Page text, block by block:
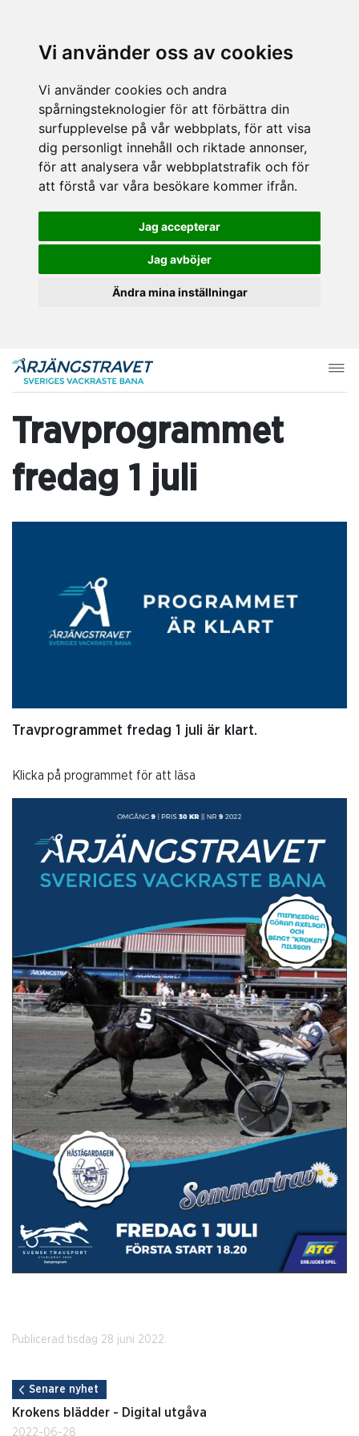
Vi använder oss av cookies
Vi använder cookies och andra
spårningsteknologier för att förbättra din
surfupplevelse på vår webbplats, för att visa
dig personligt innehåll och riktade annonser,
för att analysera vår webbplatstrafik och för
att förstå var våra besökare kommer ifrån.
Jag accepterar
Jag avböjer
Ändra mina inställningar
Travprogrammet
fredag 1 juli
Travprogrammet fredag 1 juli är klart.
Klicka på programmet för att läsa
Publicerad tisdag 28 juni 2022.
Senare nyhet
Krokens blädder - Digital utgåva
2022-06-28